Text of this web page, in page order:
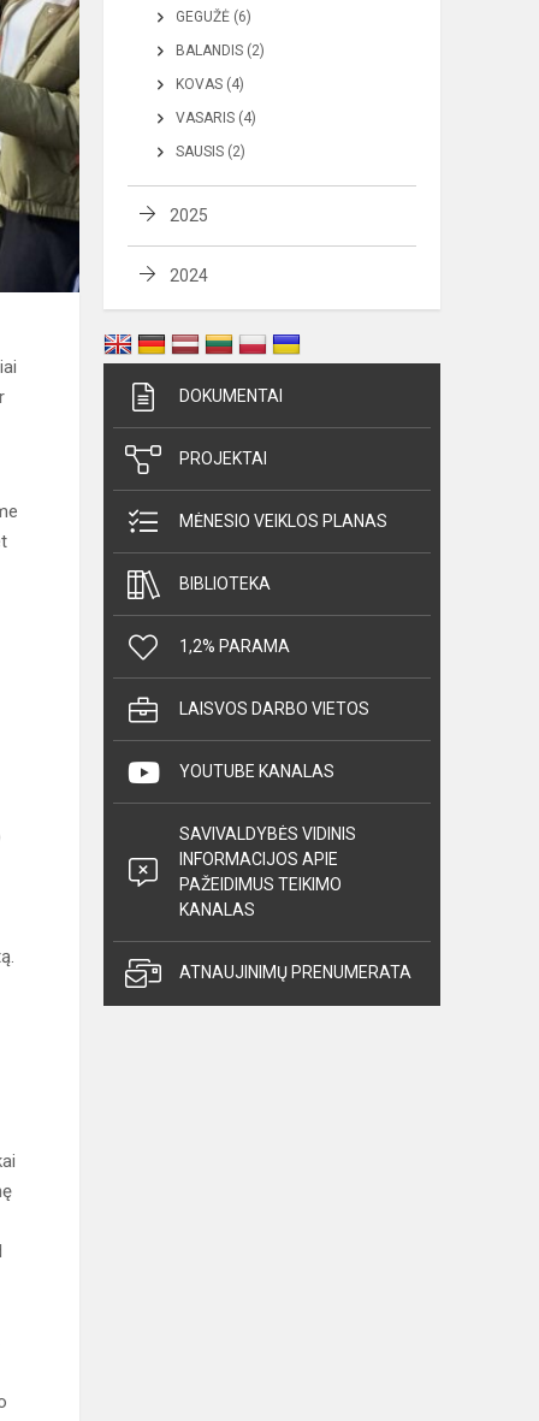
GEGUŽĖ (6)
BALANDIS (2)
KOVAS (4)
VASARIS (4)
SAUSIS (2)
2025
2024
DOKUMENTAI
PROJEKTAI
MĖNESIO VEIKLOS PLANAS
BIBLIOTEKA
1,2% PARAMA
LAISVOS DARBO VIETOS
YOUTUBE KANALAS
SAVIVALDYBĖS VIDINIS
INFORMACIJOS APIE
PAŽEIDIMUS TEIKIMO
KANALAS
ATNAUJINIMŲ PRENUMERATA